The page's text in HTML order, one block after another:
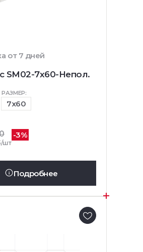
от 7 дней
SM02-7x60-Непол.
РАЗМЕР:
7x60
шт
-3%
Подробнее